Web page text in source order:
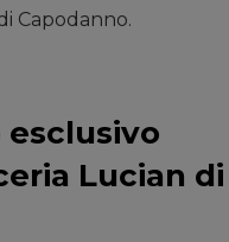
Capodanno.
Lucian di